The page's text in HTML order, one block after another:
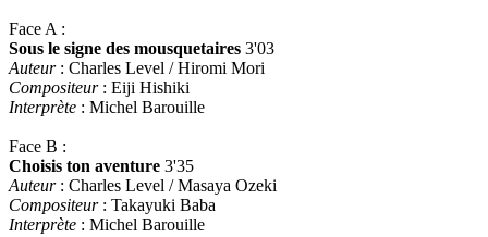
Face A :
Sous le signe des mousquetaires 3'03
Auteur: Charles Level / Hiromi Mori
Compositeur: Eiji Hishiki
Interprète : Michel Barouille
Face B :
Choisis ton aventure 3'35
Auteur: Charles Level / Masaya Ozeki
Compositeur: Takayuki Baba
Interprète : Michel Barouille